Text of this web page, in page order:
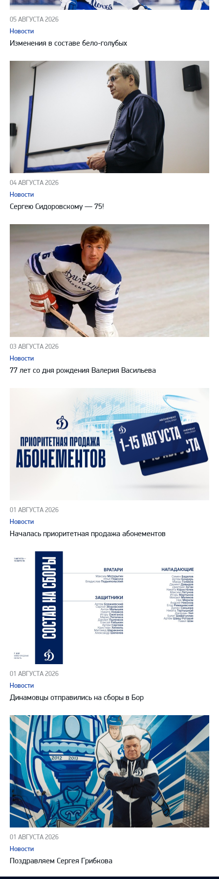
05 АВГУСТА 2026
Новости
Изменения в составе бело-голубых
04 АВГУСТА 2026
Новости
Сергею Сидоровскому — 75!
03 АВГУСТА 2026
Новости
77 лет со дня рождения Валерия Васильева
01 АВГУСТА 2026
Новости
Началась приоритетная продажа абонементов
01 АВГУСТА 2026
Новости
Динамовцы отправились на сборы в Бор
01 АВГУСТА 2026
Новости
Поздравляем Сергея Грибкова